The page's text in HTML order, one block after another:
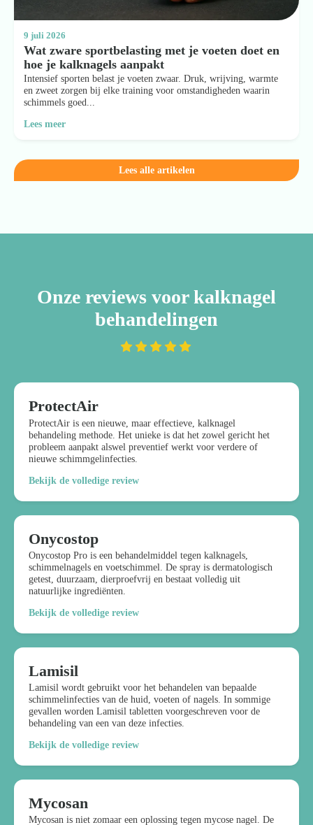
9 juli 2026
Wat zware sportbelasting met je voeten doet en
hoe je kalknagels aanpakt
Intensief sporten belast je voeten zwaar. Druk, wrijving, warmte
en zweet zorgen bij elke training voor omstandigheden waarin
schimmels goed...
Lees meer
Lees alle artikelen
Onze reviews voor kalknagel
behandelingen
ProtectAir
ProtectAir is een nieuwe, maar effectieve, kalknagel
behandeling methode. Het unieke is dat het zowel gericht het
probleem aanpakt alswel preventief werkt voor verdere of
nieuwe schimmgelinfecties.
Bekijk de volledige review
Onycostop
Onycostop Pro is een behandelmiddel tegen kalknagels,
schimmelnagels en voetschimmel. De spray is dermatologisch
getest, duurzaam, dierproefvrij en bestaat volledig uit
natuurlijke ingrediënten.
Bekijk de volledige review
Lamisil
Lamisil wordt gebruikt voor het behandelen van bepaalde
schimmelinfecties van de huid, voeten of nagels. In sommige
gevallen worden Lamisil tabletten voorgeschreven voor de
behandeling van een van deze infecties.
Bekijk de volledige review
Mycosan
Mycosan is niet zomaar een oplossing tegen mycose nagel. De